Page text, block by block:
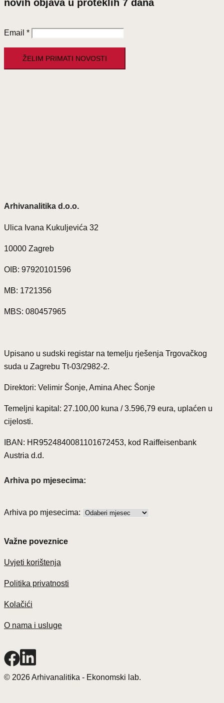
novih objava u proteklih 7 dana
Email *
Arhivanalitika d.o.o.
Ulica Ivana Kukuljevića 32
10000 Zagreb
OIB: 97920101596
MB: 1721356
MBS: 080457965
Upisano u sudski registar na temelju rješenja Trgovačkog
suda u Zagrebu Tt-03/2982-2.
Direktori: Velimir Šonje, Amina Ahec Šonje
Temeljni kapital: 27.100,00 kuna / 3.596,79 eura, uplaćen u
cijelosti.
IBAN: HR9524840081101672453, kod Raiffeisenbank
Austria d.d.
Arhiva po mjesecima:
Arhiva po mjesecima:
Važne poveznice
Uvjeti korištenja
Politika privatnosti
Kolačići
O nama i usluge
© 2026 Arhivanalitika - Ekonomski lab.